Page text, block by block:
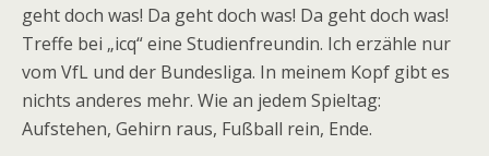
geht doch was! Da geht doch was! Da geht doch was!
Treffe bei „icq“ eine Studienfreundin. Ich erzähle nur
vom VfL und der Bundesliga. In meinem Kopf gibt es
nichts anderes mehr. Wie an jedem Spieltag:
Aufstehen, Gehirn raus, Fußball rein, Ende.